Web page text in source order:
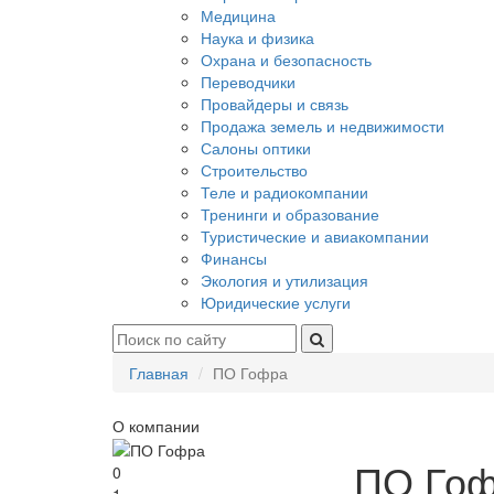
Медицина
Наука и физика
Охрана и безопасность
Переводчики
Провайдеры и связь
Продажа земель и недвижимости
Салоны оптики
Строительство
Теле и радиокомпании
Тренинги и образование
Туристические и авиакомпании
Финансы
Экология и утилизация
Юридические услуги
Главная ПО Гофра
О компании
0
ПО